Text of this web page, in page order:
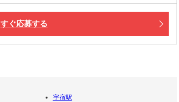
すぐ応募する
宇宿駅